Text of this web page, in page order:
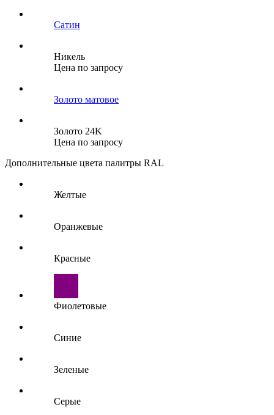
Сатин
Никель
Цена по запросу
Золото матовое
Золото 24K
Цена по запросу
Дополнительные цвета палитры RAL
Желтые
Оранжевые
Красные
Фиолетовые
Синие
Зеленые
Серые